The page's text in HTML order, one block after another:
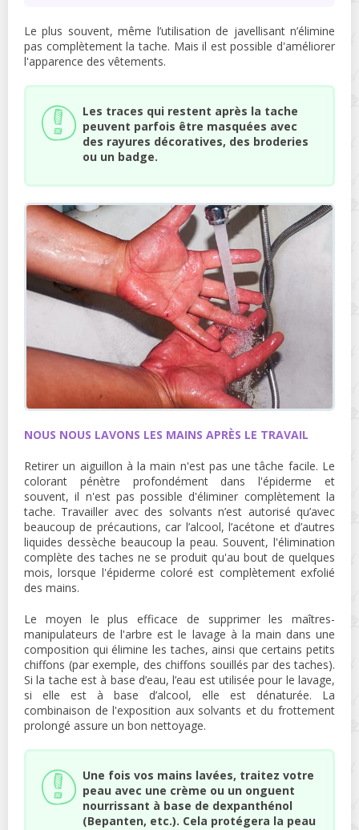
Le plus souvent, même l’utilisation de javellisant n’élimine
pas complètement la tache. Mais il est possible d'améliorer
l'apparence des vêtements.
Les traces qui restent après la tache
peuvent parfois être masquées avec
des rayures décoratives, des broderies
ou un badge.
NOUS NOUS LAVONS LES MAINS APRÈS LE TRAVAIL
Retirer un aiguillon à la main n'est pas une tâche facile. Le
colorant pénètre profondément dans l'épiderme et
souvent, il n'est pas possible d'éliminer complètement la
tache. Travailler avec des solvants n’est autorisé qu’avec
beaucoup de précautions, car l’alcool, l’acétone et d’autres
liquides dessèche beaucoup la peau. Souvent, l'élimination
complète des taches ne se produit qu'au bout de quelques
mois, lorsque l'épiderme coloré est complètement exfolié
des mains.
Le moyen le plus efficace de supprimer les maîtres-
manipulateurs de l'arbre est le lavage à la main dans une
composition qui élimine les taches, ainsi que certains petits
chiffons (par exemple, des chiffons souillés par des taches).
Si la tache est à base d’eau, l’eau est utilisée pour le lavage,
si elle est à base d’alcool, elle est dénaturée. La
combinaison de l'exposition aux solvants et du frottement
prolongé assure un bon nettoyage.
Une fois vos mains lavées, traitez votre
peau avec une crème ou un onguent
nourrissant à base de dexpanthénol
(Bepanten, etc.). Cela protégera la peau